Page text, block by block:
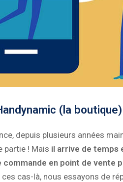
(la boutique)
depuis plusieurs années
partie ! Mais il arrive de temps
en point de vente
cas-là, nous essayons de